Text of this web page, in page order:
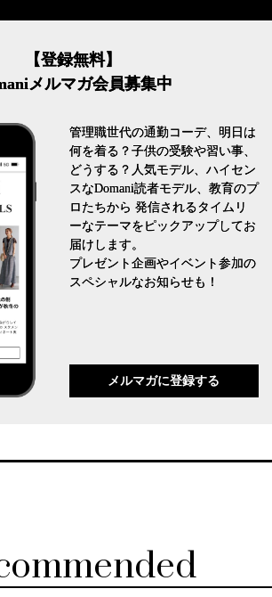
【登録無料】
メルマガ会員募集中
管理職世代の通勤コーデ、明日は
何を着る？子供の受験や習い事、
どうする？人気モデル、ハイセン
スなDomani読者モデル、教育のプ
ロたちから 発信されるタイムリ
ーなテーマをピックアップしてお
届けします。
プレゼント企画やイベント参加の
スペシャルなお知らせも！
メルマガに登録する